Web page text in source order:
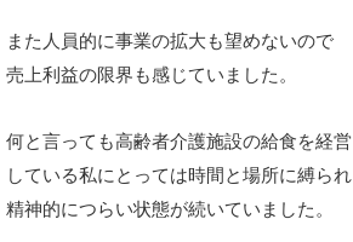
また人員的に事業の拡大も望めないので
売上利益の限界も感じていました。
何と言っても高齢者介護施設の給食を経営
している私にとっては時間と場所に縛られ
精神的につらい状態が続いていました。